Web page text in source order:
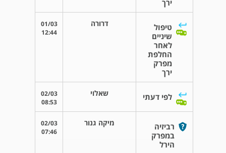
ירך
טיפול
שיניים
לאחר
החלפת
מפרק
ירך
דרורה
01/03
12:44
לפי דעתי שאלוי
02/03
08:53
רביזיה
במפרק
הירל
מיקה גנור
02/03
07:46